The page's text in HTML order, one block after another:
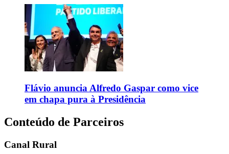
Flávio anuncia Alfredo Gaspar como vice
em chapa pura à Presidência
Conteúdo de Parceiros
Canal Rural